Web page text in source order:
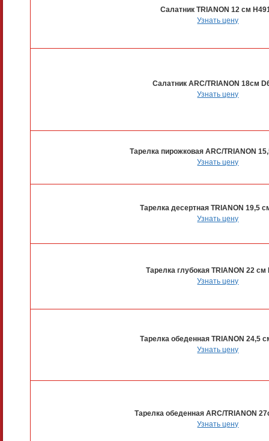
Салатник TRIANON 12 см
Узнать цену
Салатник ARC/TRIANON 18см
Узнать цену
Тарелка пирожковая ARC/TRIANON
Узнать цену
Тарелка десертная TRIANON 19,5
Узнать цену
Тарелка глубокая TRIANON 22 см
Узнать цену
Тарелка обеденная TRIANON 24,5
Узнать цену
Тарелка обеденная ARC/TRIANON
Узнать цену